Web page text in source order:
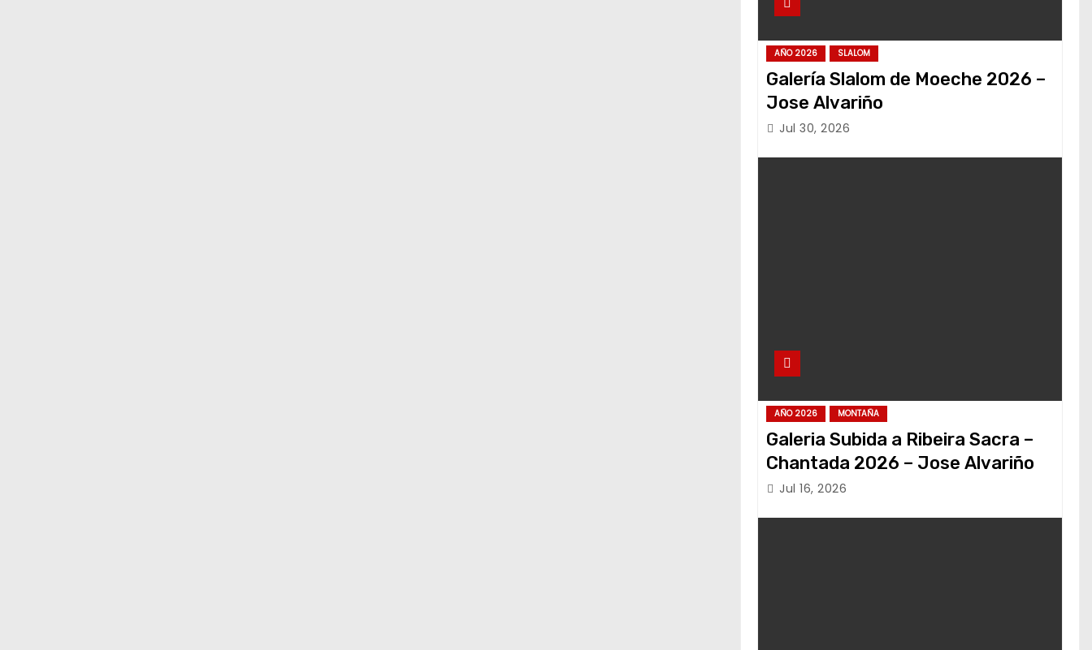
AÑO 2026 SLALOM
Galería Slalom de Moeche 2026 –
Jose Alvariño
Jul 30, 2026
AÑO 2026 MONTAÑA
Galeria Subida a Ribeira Sacra –
Chantada 2026 – Jose Alvariño
Jul 16, 2026